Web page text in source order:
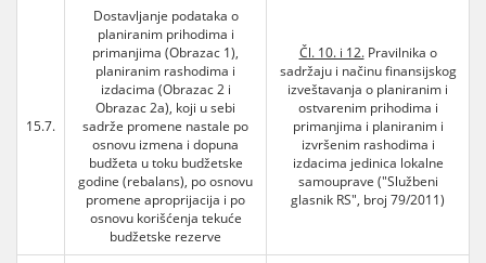
15.7.
Dostavljanje podataka o
planiranim prihodima i
primanjima (Obrazac 1),
planiranim rashodima i
izdacima (Obrazac 2 i
Obrazac 2a), koji u sebi
sadrže promene nastale po
osnovu izmena i dopuna
budžeta u toku budžetske
godine (rebalans), po osnovu
promene aproprijacija i po
osnovu korišćenja tekuće
budžetske rezerve
Čl. 10. i 12.Pravilnika o
sadržaju i načinu finansijskog
izveštavanja o planiranim i
ostvarenim prihodima i
primanjima i planiranim i
izvršenim rashodima i
izdacima jedinica lokalne
samouprave ("Službeni
glasnik RS", broj 79/2011)